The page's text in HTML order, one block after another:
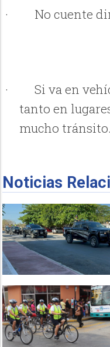
· No cuente
·
Si va en
tanto en
mucho tránsito.
Noticias